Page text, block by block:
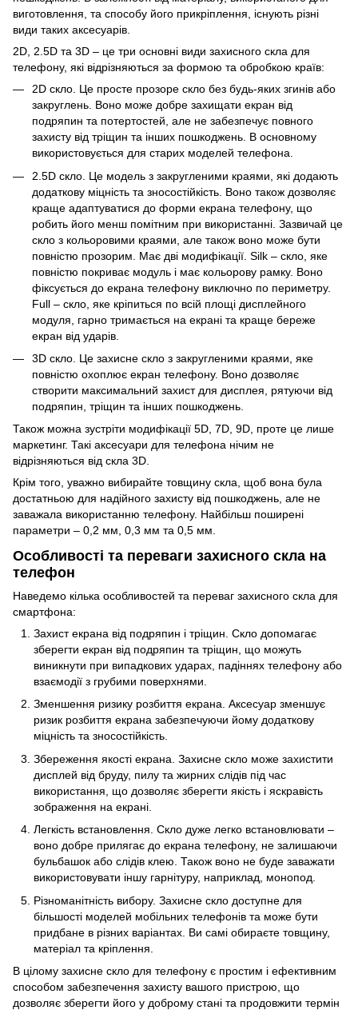
виготовлення, та способу його прикріплення, існують різні
види таких аксесуарів.
2D, 2.5D та 3D – це три основні види захисного скла для
телефону, які відрізняються за формою та обробкою країв:
2D скло. Це просте прозоре скло без будь-яких згинів або
закруглень. Воно може добре захищати екран від
подряпин та потертостей, але не забезпечує повного
захисту від тріщин та інших пошкоджень. В основному
використовується для старих моделей телефона.
2.5D скло. Це модель з закругленими краями, які додають
додаткову міцність та зносостійкість. Воно також дозволяє
краще адаптуватися до форми екрана телефону, що
робить його менш помітним при використанні. Зазвичай це
скло з кольоровими краями, але також воно може бути
повністю прозорим. Має дві модифікації. Silk – скло, яке
повністю покриває модуль і має кольорову рамку. Воно
фіксується до екрана телефону виключно по периметру.
Full – скло, яке кріпиться по всій площі дисплейного
модуля, гарно тримається на екрані та краще береже
екран від ударів.
3D скло. Це захисне скло з закругленими краями, яке
повністю охоплює екран телефону. Воно дозволяє
створити максимальний захист для дисплея, рятуючи від
подряпин, тріщин та інших пошкоджень.
Також можна зустріти модифікації 5D, 7D, 9D, проте це лише
маркетинг. Такі аксесуари для телефона нічим не
відрізняються від скла 3D.
Крім того, уважно вибирайте товщину скла, щоб вона була
достатньою для надійного захисту від пошкоджень, але не
заважала використанню телефону. Найбільш поширені
параметри – 0,2 мм, 0,3 мм та 0,5 мм.
Особливості та переваги захисного скла на
телефон
Наведемо кілька особливостей та переваг захисного скла для
смартфона:
Захист екрана від подряпин і тріщин. Скло допомагає
зберегти екран від подряпин та тріщин, що можуть
виникнути при випадкових ударах, падіннях телефону або
взаємодії з грубими поверхнями.
Зменшення ризику розбиття екрана. Аксесуар зменшує
ризик розбиття екрана забезпечуючи йому додаткову
міцність та зносостійкість.
Збереження якості екрана. Захисне скло може захистити
дисплей від бруду, пилу та жирних слідів під час
використання, що дозволяє зберегти якість і яскравість
зображення на екрані.
Легкість встановлення. Скло дуже легко встановлювати –
воно добре прилягає до екрана телефону, не залишаючи
бульбашок або слідів клею. Також воно не буде заважати
використовувати іншу гарнітуру, наприклад,
монопод
Різноманітність вибору. Захисне скло доступне для
більшості моделей мобільних телефонів та може бути
придбане в різних варіантах. Ви самі обираєте товщину,
матеріал та кріплення.
В цілому захисне скло для телефону є простим і ефективним
способом забезпечення захисту вашого пристрою, що
дозволяє зберегти його у доброму стані та продовжити термін